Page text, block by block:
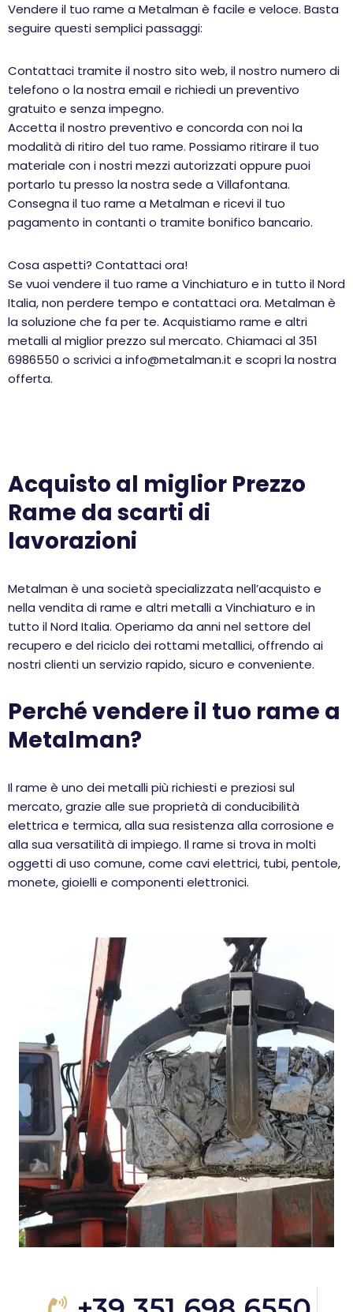
Vendere il tuo rame a Metalman è facile e veloce. Basta
seguire questi semplici passaggi:
Contattaci tramite il nostro sito web, il nostro numero di
telefono o la nostra email e richiedi un preventivo
gratuito e senza impegno.
Accetta il nostro preventivo e concorda con noi la
modalità di ritiro del tuo rame. Possiamo ritirare il tuo
materiale con i nostri mezzi autorizzati oppure puoi
portarlo tu presso la nostra sede a Villafontana.
Consegna il tuo rame a Metalman e ricevi il tuo
pagamento in contanti o tramite bonifico bancario.
Cosa aspetti? Contattaci ora!
Se vuoi vendere il tuo rame a Vinchiaturo e in tutto il Nord
Italia, non perdere tempo e contattaci ora. Metalman è
la soluzione che fa per te. Acquistiamo rame e altri
metalli al miglior prezzo sul mercato. Chiamaci al 351
6986550 o scrivici a info@metalman.it e scopri la nostra
offerta.
Acquisto al miglior Prezzo
Rame da scarti di
lavorazioni
Metalman è una società specializzata nell’acquisto e
nella vendita di rame e altri metalli a Vinchiaturo e in
tutto il Nord Italia. Operiamo da anni nel settore del
recupero e del riciclo dei rottami metallici, offrendo ai
nostri clienti un servizio rapido, sicuro e conveniente.
Perché vendere il tuo rame a
Metalman?
Il rame è uno dei metalli più richiesti e preziosi sul
mercato, grazie alle sue proprietà di conducibilità
elettrica e termica, alla sua resistenza alla corrosione e
alla sua versatilità di impiego. Il rame si trova in molti
oggetti di uso comune, come cavi elettrici, tubi, pentole,
monete, gioielli e componenti elettronici.